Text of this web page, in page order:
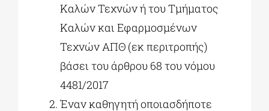
Καλών Τεχνών ή του Τμήματος
Καλών και Εφαρμοσμένων
Τεχνών ΑΠΘ (εκ περιτροπής)
βάσει του άρθρου 68 του νόμου
4481/2017
Έναν καθηγητή οποιασδήποτε